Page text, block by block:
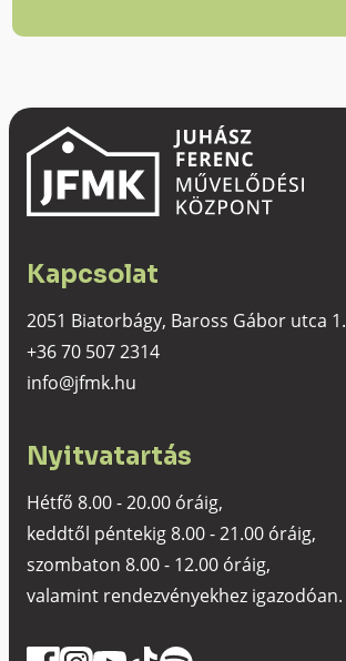
Kapcsolat
2051 Biatorbágy, Baross Gábor utca 1.
+36 70 507 2314
info@jfmk.hu
Nyitvatartás
Hétfő 8.00 - 20.00 óráig,
keddtől péntekig 8.00 - 21.00 óráig,
szombaton 8.00 - 12.00 óráig,
valamint rendezvényekhez igazodóan.